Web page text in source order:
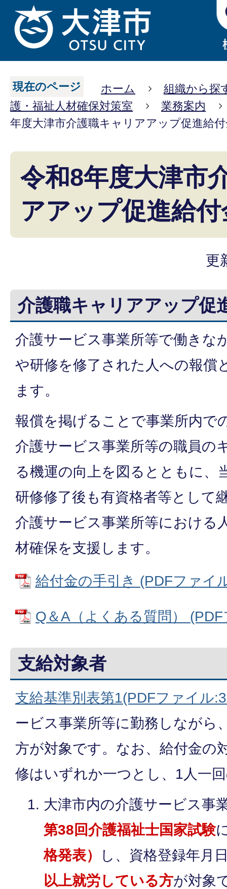
現在のページ ホーム
組織から探
護・福祉人材確保対策室
業務案内
年度大津市介護職キャリアアップ促進給
令和8年度大津市
アアップ促進給
更
介護職キャリアアップ促
介護サービス事業所等で働きな
や研修を修了された人への報償
ます。
報償を掲げることで事業所内で
介護サービス事業所等の職員の
る機運の向上を図るとともに、
研修修了後も有資格者等として
介護サービス事業所等における
材確保を支援します。
給付金の手引き (PDFファイ
Q＆A（よくある質問）
支給対象者
支給基準別表第1(PDFファイル
ービス事業所等に勤務しながら
方が対象です。なお、給付金の
修はいずれか一つとし、1人一
大津市内の介護サービス事
第38回介護福祉士国家試験
格発表）
し、資格登録年月
以上就労している方が対象